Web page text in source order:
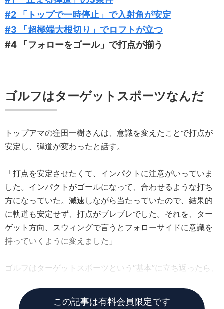
#2 「トップで一時停止」で入射角が安定
#3 「超極端大根切り」でロフトが立つ
#4 「フォローをゴール」で打点が揃う
ゴルフはターゲットスポーツなんだ
トップアマの窪田一樹さんは、意識を変えたことで打点が
安定し、弾道が変わったと話す。
「打点を安定させたくて、インパクトに注意がいっていま
した。インパクトがゴールになって、合わせるような打ち
方になっていた。減速しながら当たっていたので、結果的
に軌道も安定せず、打点がブレブレでした。それを、ター
ゲット方向、スウィングで言うとフォローサイドに意識を
持っていくように変えました」
ゴルフはターゲットスポーツという“基本”に立ち返ったら、
この記事は有料会員限定です